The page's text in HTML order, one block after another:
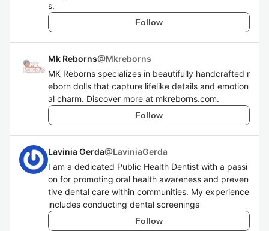
s.
Follow
Mk Reborns@Mkreborns
MK Reborns specializes in beautifully handcrafted r
eborn dolls that capture lifelike details and emotion
al charm. Discover more at mkreborns.com.
Follow
Lavinia Gerda@LaviniaGerda
I am a dedicated Public Health Dentist with a passi
on for promoting oral health awareness and preven
tive dental care within communities. My experience
includes conducting dental screenings
Follow